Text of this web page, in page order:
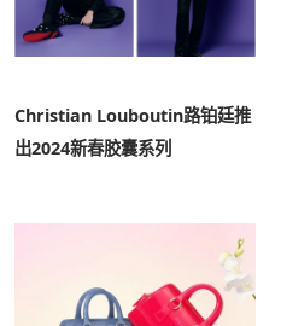
Christian Louboutin路铂廷推
出2024新春胶囊系列